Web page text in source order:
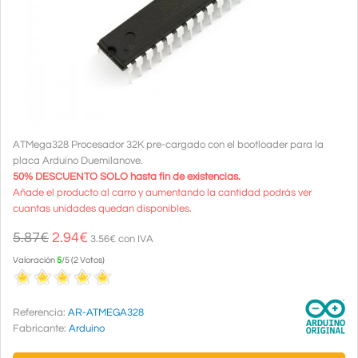
ATMega328 Procesador 32K pre-cargado con el bootloader para la
placa Arduino Duemilanove.
50% DESCUENTO SOLO hasta fin de existencias.
Añade el producto al carro y aumentando la cantidad podrás ver
cuantas unidades quedan disponibles.
5.87€ 2.94€ 3.56€ con IVA
Valoración5/5(2Votos)
Referencia: AR-ATMEGA328
Fabricante: Arduino